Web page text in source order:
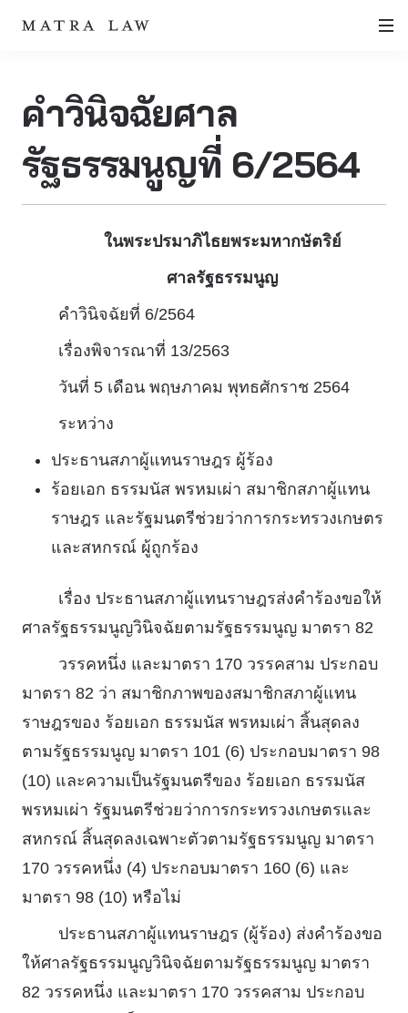
คำวินิจฉัยศาล
รัฐธรรมนูญที่ 6/2564
ในพระปรมาภิไธยพระมหากษัตริย์
ศาลรัฐธรรมนูญ
คําวินิจฉัยที่ 6/2564
เรื่องพิจารณาที่ 13/2563
วันที่ 5 เดือน พฤษภาคม พุทธศักราช 2564
ระหว่าง
ประธานสภาผู้แทนราษฎร ผู้ร้อง
ร้อยเอก ธรรมนัส พรหมเผ่า สมาชิกสภาผู้แทน
ราษฎร และรัฐมนตรีช่วยว่าการกระทรวงเกษตร
และสหกรณ์ ผู้ถูกร้อง
เรื่อง ประธานสภาผู้แทนราษฎรส่งคําร้องขอให้
ศาลรัฐธรรมนูญวินิจฉัยตามรัฐธรรมนูญ มาตรา 82
วรรคหนึ่ง และมาตรา 170 วรรคสาม ประกอบ
มาตรา 82 ว่า สมาชิกภาพของสมาชิกสภาผู้แทน
ราษฎรของ ร้อยเอก ธรรมนัส พรหมเผ่า สิ้นสุดลง
ตามรัฐธรรมนูญ มาตรา 101 (6) ประกอบมาตรา 98
(10) และความเป็นรัฐมนตรีของ ร้อยเอก ธรรมนัส
พรหมเผ่า รัฐมนตรีช่วยว่าการกระทรวงเกษตรและ
สหกรณ์ สิ้นสุดลงเฉพาะตัวตามรัฐธรรมนูญ มาตรา
170 วรรคหนึ่ง (4) ประกอบมาตรา 160 (6) และ
มาตรา 98 (10) หรือไม่
ประธานสภาผู้แทนราษฎร (ผู้ร้อง) ส่งคําร้องขอ
ให้ศาลรัฐธรรมนูญวินิจฉัยตามรัฐธรรมนูญ มาตรา
82 วรรคหนึ่ง และมาตรา 170 วรรคสาม ประกอบ